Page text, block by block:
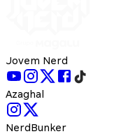
Jovem Nerd
Azaghal
NerdBunker